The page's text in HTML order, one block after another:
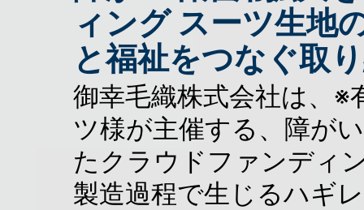
ィング スーツ生地
と福祉をつなぐ取
御幸毛織株式会社は、※
ツ様が主催する、障が
たクラウドファンディ
製造過程で生じるハギ